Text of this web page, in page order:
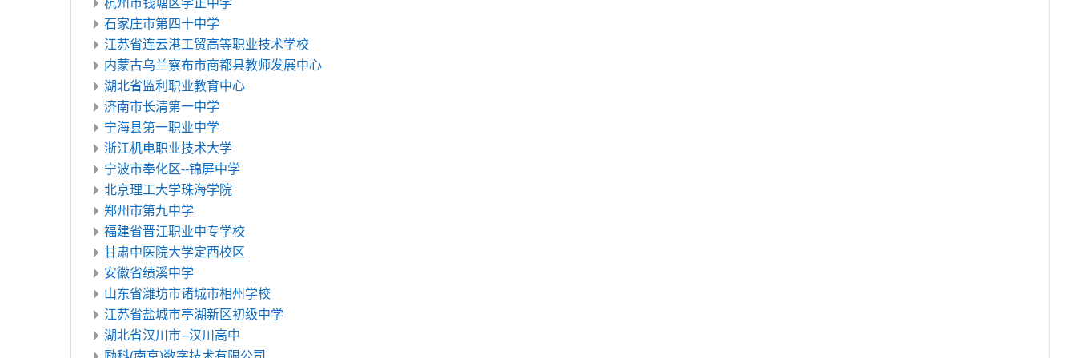
杭州市钱塘区学正中学
石家庄市第四十中学
江苏省连云港工贸高等职业技术学校
内蒙古乌兰察布市商都县教师发展中心
湖北省监利职业教育中心
济南市长清第一中学
宁海县第一职业中学
浙江机电职业技术大学
宁波市奉化区--锦屏中学
北京理工大学珠海学院
郑州市第九中学
福建省晋江职业中专学校
甘肃中医院大学定西校区
安徽省绩溪中学
山东省潍坊市诸城市相州学校
江苏省盐城市亭湖新区初级中学
湖北省‌汉川市--汉川高中